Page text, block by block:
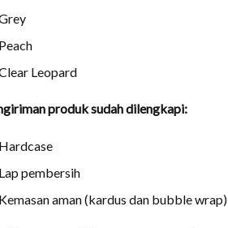
Peach
Leopard
produk sudah dilengkapi:
Hardcase
Lap pembersih
Kemasan aman (kardus dan bubble wrap)